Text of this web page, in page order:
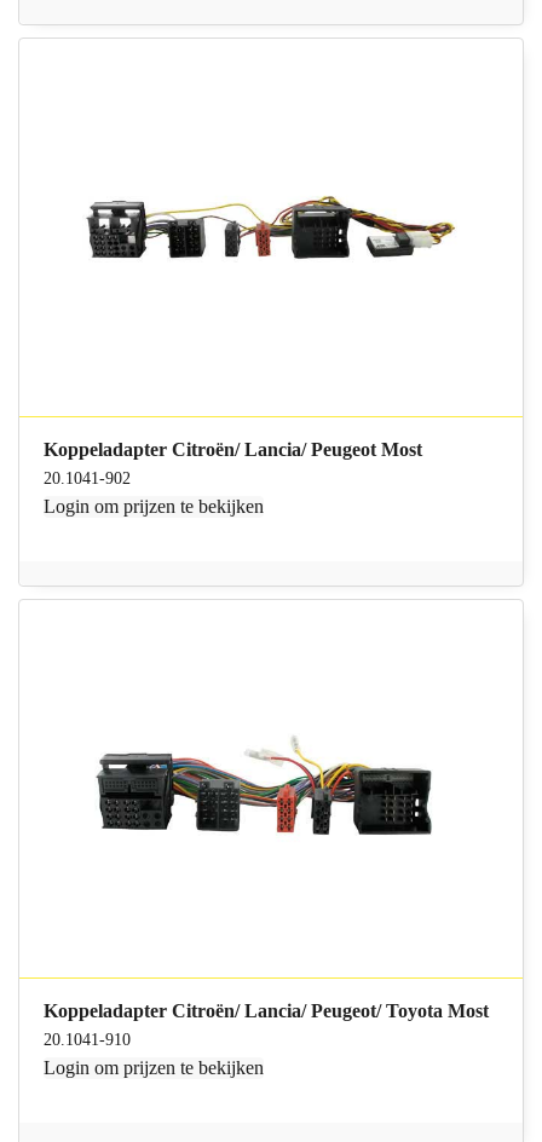
Koppeladapter Citroën/ Lancia/ Peugeot Most
20.1041-902
Login om prijzen te bekijken
Koppeladapter Citroën/ Lancia/ Peugeot/ Toyota Most
20.1041-910
Login om prijzen te bekijken